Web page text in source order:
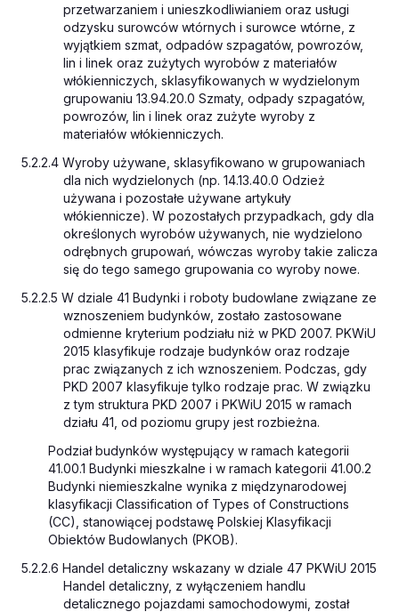
przetwarzaniem i unieszkodliwianiem oraz usługi
odzysku surowców wtórnych i surowce wtórne, z
wyjątkiem szmat, odpadów szpagatów, powrozów,
lin i linek oraz zużytych wyrobów z materiałów
włókienniczych, sklasyfikowanych w wydzielonym
grupowaniu 13.94.20.0 Szmaty, odpady szpagatów,
powrozów, lin i linek oraz zużyte wyroby z
materiałów włókienniczych.
5.2.2.4 Wyroby używane, sklasyfikowano w grupowaniach
dla nich wydzielonych (np. 14.13.40.0 Odzież
używana i pozostałe używane artykuły
włókiennicze). W pozostałych przypadkach, gdy dla
określonych wyrobów używanych, nie wydzielono
odrębnych grupowań, wówczas wyroby takie zalicza
się do tego samego grupowania co wyroby nowe.
5.2.2.5 W dziale 41 Budynki i roboty budowlane związane ze
wznoszeniem budynków, zostało zastosowane
odmienne kryterium podziału niż w PKD 2007. PKWiU
2015 klasyfikuje rodzaje budynków oraz rodzaje
prac związanych z ich wznoszeniem. Podczas, gdy
PKD 2007 klasyfikuje tylko rodzaje prac. W związku
z tym struktura PKD 2007 i PKWiU 2015 w ramach
działu 41, od poziomu grupy jest rozbieżna.
Podział budynków występujący w ramach kategorii
41.00.1 Budynki mieszkalne i w ramach kategorii 41.00.2
Budynki niemieszkalne wynika z międzynarodowej
klasyfikacji Classification of Types of Constructions
(CC), stanowiącej podstawę Polskiej Klasyfikacji
Obiektów Budowlanych (PKOB).
5.2.2.6 Handel detaliczny wskazany w dziale 47 PKWiU 2015
Handel detaliczny, z wyłączeniem handlu
detalicznego pojazdami samochodowymi, został